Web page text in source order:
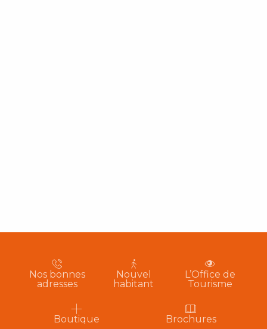
Nos bonnes
adresses
Nouvel
habitant
L’Office de
Tourisme
Boutique Brochures